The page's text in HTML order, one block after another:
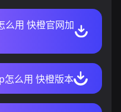
么用 快橙官网加
么用 快橙版本